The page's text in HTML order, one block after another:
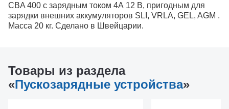
CBA 400 c зарядным током 4А 12 В, пригодным для
зарядки внешних аккумуляторов SLI, VRLA, GEL, AGM .
Масса 20 кг. Сделано в Швейцарии.
Товары из раздела
«Пускозарядные устройства»